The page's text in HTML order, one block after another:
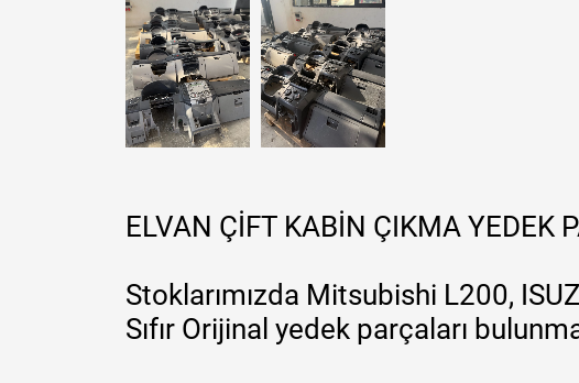
ELVAN ÇİFT KABİN ÇIKMA YEDEK
Stoklarımızda Mitsubishi L200,
Sıfır Orijinal yedek parçaları